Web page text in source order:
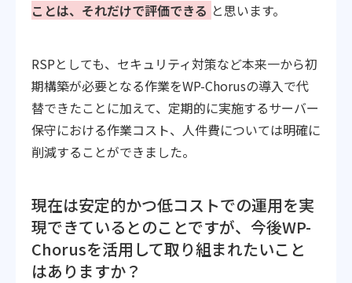
ことは、それだけで評価できる と思います。
RSPとしても、セキュリティ対策など本来一から初
期構築が必要となる作業をWP-Chorusの導入で代
替できたことに加えて、定期的に実施するサーバー
保守における作業コスト、人件費については明確に
削減することができました。
現在は安定的かつ低コストでの運用を実
現できているとのことですが、今後WP-
Chorusを活用して取り組まれたいこと
はありますか？